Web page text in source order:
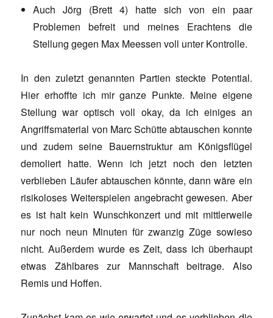
Auch Jörg (Brett 4) hatte sich von ein paar
Problemen befreit und meines Erachtens die
Stellung gegen Max Meessen voll unter Kontrolle.
In den zuletzt genannten Partien steckte Potential.
Hier erhoffte ich mir ganze Punkte. Meine eigene
Stellung war optisch voll okay, da ich einiges an
Angriffsmaterial von Marc Schütte abtauschen konnte
und zudem seine Bauernstruktur am Königsflügel
demoliert hatte. Wenn ich jetzt noch den letzten
verblieben Läufer abtauschen könnte, dann wäre ein
risikoloses Weiterspielen angebracht gewesen. Aber
es ist halt kein Wunschkonzert und mit mittlerweile
nur noch neun Minuten für zwanzig Züge sowieso
nicht. Außerdem wurde es Zeit, dass ich überhaupt
etwas Zählbares zur Mannschaft beitrage. Also
Remis und Hoffen.